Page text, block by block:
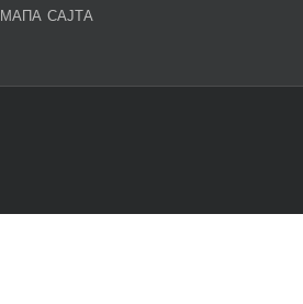
МАПА САЈТА